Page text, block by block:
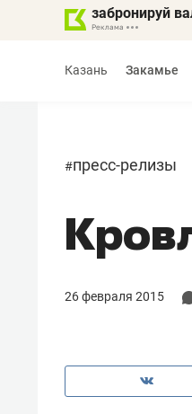
забронируй
Казань Закамье
#пресс-релизы
26 февраля 2015